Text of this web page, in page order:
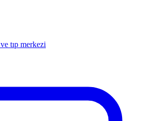
tıp merkezi